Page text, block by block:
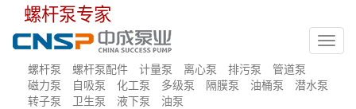
螺杆泵专家
螺杆泵 螺杆泵配件 计量泵 离心泵 排污泵
管道泵
磁力泵
自吸泵 化工泵 多级泵 隔膜泵 油桶泵
潜水泵
转子泵
卫生泵 液下泵 油泵